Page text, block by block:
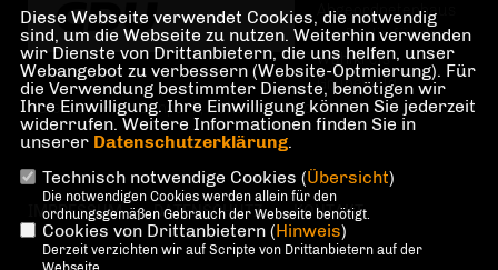
Abgeordnetenhaus
von Berlin für den
Wahlkreis
Grunewald,
Halensee, Preußenpark, Hohenzollerndamm
IMPRESSUM DATENSCHUTZ KONTAKT
Diese Webseite verwendet Cookies, die notwendig
sind, um die Webseite zu nutzen. Weiterhin verwenden
wir Dienste von Drittanbietern, die uns helfen, unser
Webangebot zu verbessern (Website-Optmierung). Für
die Verwendung bestimmter Dienste, benötigen wir
Ihre Einwilligung. Ihre Einwilligung können Sie jederzeit
widerrufen. Weitere Informationen finden Sie in
unserer Datenschutzerklärung.
Technisch notwendige Cookies (Übersicht)
Die notwendigen Cookies werden allein für den
ordnungsgemäßen Gebrauch der Webseite benötigt.
Cookies von Drittanbietern (Hinweis)
Derzeit verzichten wir auf Scripte von Drittanbietern auf der